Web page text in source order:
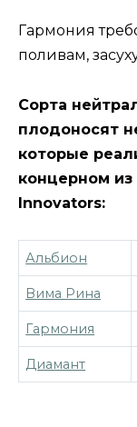
Гармония
поливам,
Сорта
плодоносят
которые
концерном
Innovators:
Альбион
Вима Рина
Гармония
Диамант